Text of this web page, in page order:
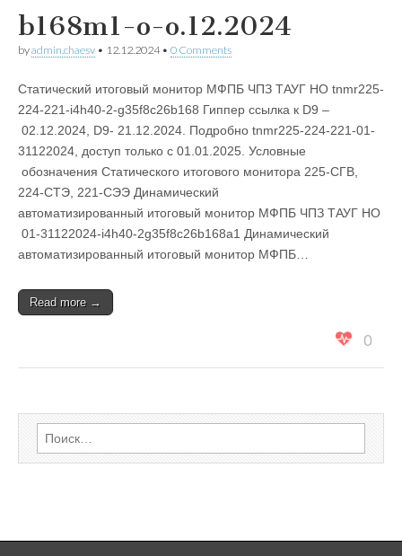
b168m1-o-o.12.2024
byadmin.chaesv • 12.12.2024• 0 Comments
Статический итоговый монитор МФПБ ЧПЗ ТАУГ НО tnmr225-
224-221-i4h40-2-g35f8c26b168 Гиппер ссылка к D9 –
02.12.2024, D9- 21.12.2024. Подробно tnmr225-224-221-01-
31122024, доступ только с 01.01.2025. Условные
обозначения Статического итогового монитора 225-СГВ,
224-СТЭ, 221-СЭЭ Динамический
автоматизированный итоговый монитор МФПБ ЧПЗ ТАУГ НО
01-31122024-i4h40-2g35f8c26b168a1 Динамический
автоматизированный итоговый монитор МФПБ…
Read more →
0
Найти: